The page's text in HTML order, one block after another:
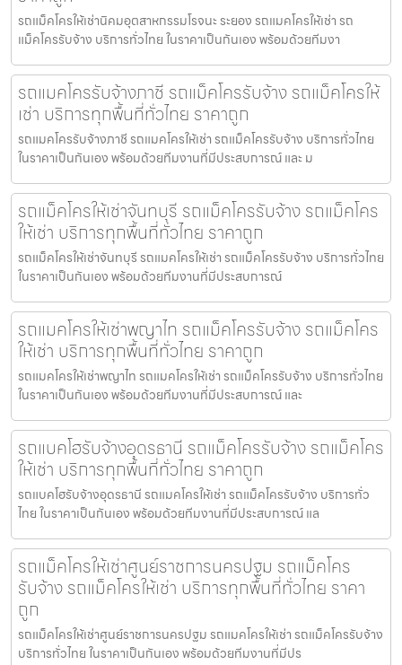
รถแม็คโครให้เช่านิคมอุตสาหกรรมโรจนะ ระยอง รถแมคโครให้เช่า รถ
แม็คโครรับจ้าง บริการทั่วไทย ในราคาเป็นกันเอง พร้อมด้วยทีมงา
รถแมคโครรับจ้างภาชี รถแม็คโครรับจ้าง รถแม็คโครให้
เช่า บริการทุกพื้นที่ทั่วไทย ราคาถูก
รถแมคโครรับจ้างภาชี รถแมคโครให้เช่า รถแม็คโครรับจ้าง บริการทั่วไทย
ในราคาเป็นกันเอง พร้อมด้วยทีมงานที่มีประสบการณ์ และ ม
รถแม็คโครให้เช่าจันทบุรี รถแม็คโครรับจ้าง รถแม็คโคร
ให้เช่า บริการทุกพื้นที่ทั่วไทย ราคาถูก
รถแม็คโครให้เช่าจันทบุรี รถแมคโครให้เช่า รถแม็คโครรับจ้าง บริการทั่วไทย
ในราคาเป็นกันเอง พร้อมด้วยทีมงานที่มีประสบการณ์
รถแมคโครให้เช่าพญาไท รถแม็คโครรับจ้าง รถแม็คโคร
ให้เช่า บริการทุกพื้นที่ทั่วไทย ราคาถูก
รถแมคโครให้เช่าพญาไท รถแมคโครให้เช่า รถแม็คโครรับจ้าง บริการทั่วไทย
ในราคาเป็นกันเอง พร้อมด้วยทีมงานที่มีประสบการณ์ และ
รถแบคโฮรับจ้างอุดรธานี รถแม็คโครรับจ้าง รถแม็คโคร
ให้เช่า บริการทุกพื้นที่ทั่วไทย ราคาถูก
รถแบคโฮรับจ้างอุดรธานี รถแมคโครให้เช่า รถแม็คโครรับจ้าง บริการทั่ว
ไทย ในราคาเป็นกันเอง พร้อมด้วยทีมงานที่มีประสบการณ์ แล
รถแม็คโครให้เช่าศูนย์ราชการนครปฐม รถแม็คโคร
รับจ้าง รถแม็คโครให้เช่า บริการทุกพื้นที่ทั่วไทย ราคา
ถูก
รถแม็คโครให้เช่าศูนย์ราชการนครปฐม รถแมคโครให้เช่า รถแม็คโครรับจ้าง
บริการทั่วไทย ในราคาเป็นกันเอง พร้อมด้วยทีมงานที่มีปร